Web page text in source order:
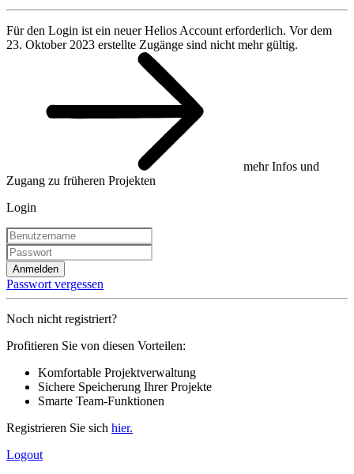
Für den Login ist ein neuer Helios Account erforderlich. Vor dem
23. Oktober 2023 erstellte Zugänge sind nicht mehr gültig.
mehr Infos und
Zugang zu früheren Projekten
Login
Anmelden
Passwort vergessen
Noch nicht registriert?
Profitieren Sie von diesen Vorteilen:
Komfortable Projektverwaltung
Sichere Speicherung Ihrer Projekte
Smarte Team-Funktionen
Registrieren Sie sich hier.
Logout